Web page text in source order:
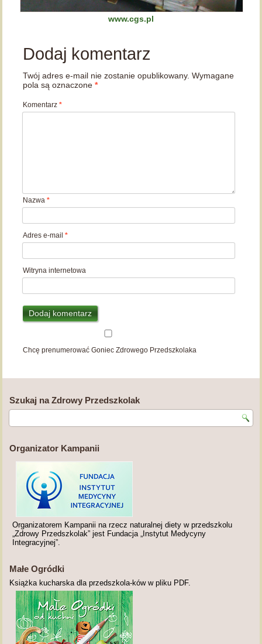
www.cgs.pl
Dodaj komentarz
Twój adres e-mail nie zostanie opublikowany. Wymagane
pola są oznaczone*
Komentarz*
Nazwa*
Adres e-mail*
Witryna internetowa
Chcę prenumerować Goniec Zdrowego Przedszkolaka
Szukaj na Zdrowy Przedszkolak
Organizator Kampanii
Organizatorem Kampanii na rzecz naturalnej diety w przedszkolu
„Zdrowy Przedszkolak” jest Fundacja „Instytut Medycyny
Integracyjnej”.
Małe Ogródki
Książka kucharska dla przedszkola-ków w pliku PDF.